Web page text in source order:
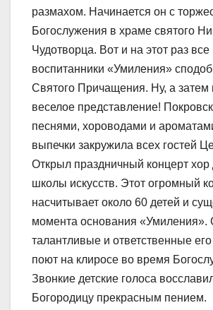
размахом. Начинается он с
Богослужения в храме святого
Чудотворца. Вот и на этот раз все
воспитанники «Умиления»
Святого Причащения. Ну, а затем
веселое представление!
песнями, хороводами и
выпечки закружила всех гостей
Открыл праздничный концерт хор
школы искусств. Этот огромный
насчитывает около 60 детей и
момента основания
талантливые и ответственные его
поют на клиросе во время
Звонкие детские голоса
Богородицу прекрасным пением.